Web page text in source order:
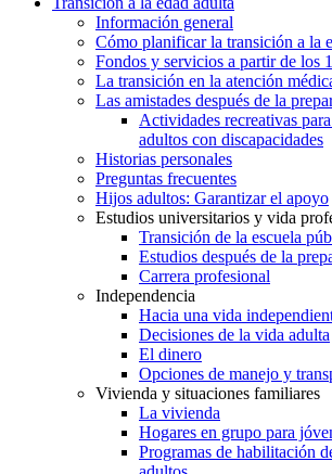
Información general
Cómo planificar la transición a la
Fondos y servicios a partir de los
La transición en la atención
Las amistades después de la
Actividades recreativas
adultos con discapacidades
Historias personales
Preguntas frecuentes
Hijos adultos: Garantizar el apoyo
Estudios universitarios y vida
Transición de la escuela
Estudios después de la
Carrera profesional
Independencia
Hacia una vida
Decisiones de la vida adulta
El dinero
Opciones de manejo y
Vivienda y situaciones familiares
La vivienda
Hogares en grupo para
Programas de habilitación